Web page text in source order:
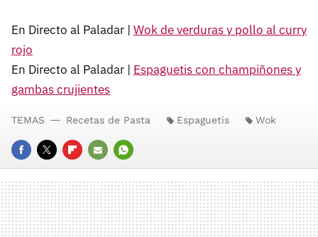
En Directo al Paladar | Wok de verduras y pollo al curry
rojo
En Directo al Paladar | Espaguetis con champiñones y
gambas crujientes
FACEBOOK
TWITTERFLIPBOARD
E-
MAIL
WHATSAPP
TEMAS Recetas de Pasta Espaguetis Wok